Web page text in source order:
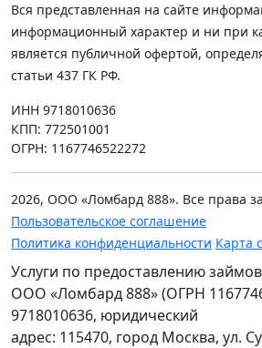
Вся представленная на сайте
информационный характер и ни при
является публичной офертой,
статьи 437 ГК РФ.
ИНН 9718010636
КПП: 772501001
ОГРН: 1167746522272
2026, ООО «Ломбард 888». Все права
Пользовательское соглашение
Политика конфиденциальности Карта
Услуги по предоставлению
ООО «Ломбард 888» (ОГРН
9718010636, юридический
адрес: 115470, город Москва, ул.